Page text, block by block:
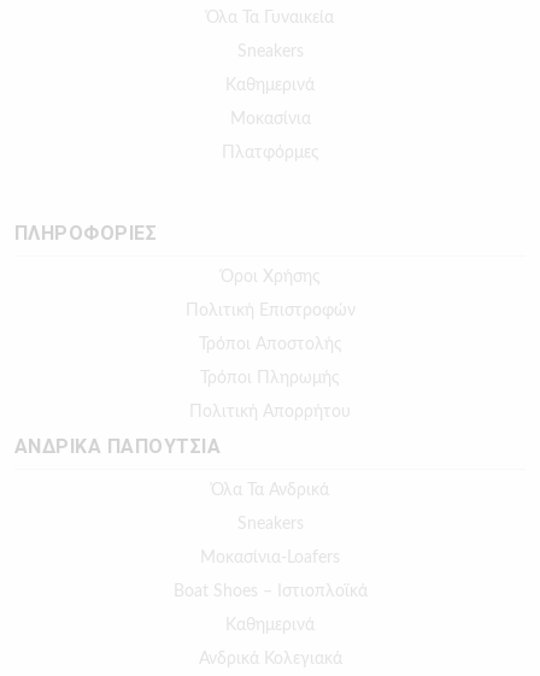
Όλα Τα Γυναικεία
Sneakers
Καθημερινά
Μοκασίνια
Πλατφόρμες
ΠΛΗΡΟΦΟΡΙΕΣ
Όροι Χρήσης
Πολιτική Επιστροφών
Τρόποι Αποστολής
Τρόποι Πληρωμής
Πολιτική Απορρήτου
ΑΝΔΡΙΚΑ ΠΑΠΟΥΤΣΙΑ
Όλα Τα Ανδρικά
Sneakers
Μοκασίνια-Loafers
Boat Shoes – Ιστιοπλοϊκά
Καθημερινά
Ανδρικά Κολεγιακά